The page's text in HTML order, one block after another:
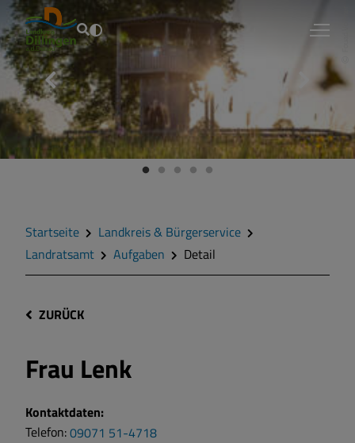
Fouad Vollmer
Startseite
Landkreis & Bürgerservice
Landratsamt
Aufgaben Detail
ZURÜCK
Frau Lenk
Kontaktdaten:
Telefon:09071 51-4718